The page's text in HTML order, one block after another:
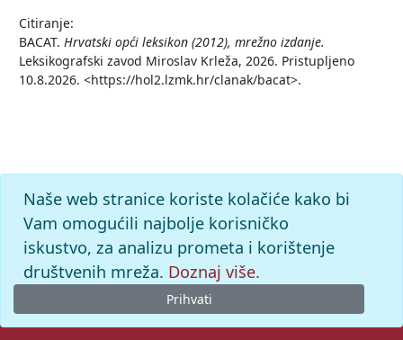
Citiranje:
BACAT. Hrvatski opći leksikon (2012), mrežno izdanje.
Leksikografski zavod Miroslav Krleža, 2026. Pristupljeno
10.8.2026. <https://hol2.lzmk.hr/clanak/bacat>.
Naše web stranice koriste kolačiće kako bi
Vam omogućili najbolje korisničko
iskustvo, za analizu prometa i korištenje
društvenih mreža. Doznaj više.
Prihvati
© 2026. -Leksikografski zavodMiroslav Krleža